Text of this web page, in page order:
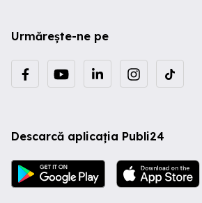
Urmărește-ne pe
Descarcă aplicația Publi24